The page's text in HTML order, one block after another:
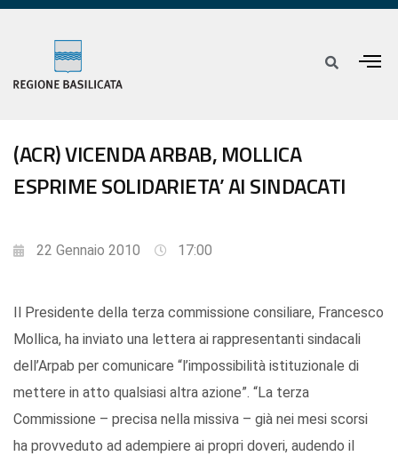
(ACR) VICENDA ARBAB, MOLLICA
ESPRIME SOLIDARIETA’ AI SINDACATI
22 Gennaio 2010 17:00
Il Presidente della terza commissione consiliare, Francesco
Mollica, ha inviato una lettera ai rappresentanti sindacali
dell’Arpab per comunicare “l’impossibilità istituzionale di
mettere in atto qualsiasi altra azione”. “La terza
Commissione – precisa nella missiva – già nei mesi scorsi
ha provveduto ad adempiere ai propri doveri, audendo il